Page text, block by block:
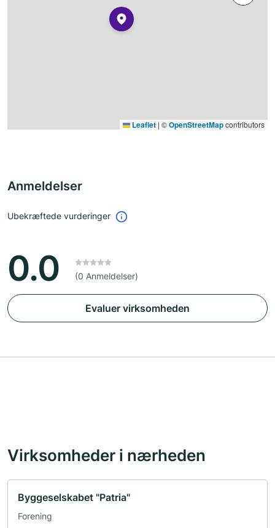
Leaflet | ©OpenStreetMapcontributors
Anmeldelser
Ubekræftede vurderinger
0.0 (0 Anmeldelser)
Evaluer virksomheden
Virksomheder i nærheden
Byggeselskabet "Patria"
Forening